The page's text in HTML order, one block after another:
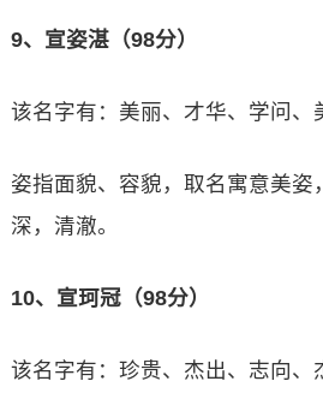
9、宣姿湛（98分）
该名字有：美丽、才华、学问、
姿指面貌、容貌，取名寓意美姿
深，清澈。
10、宣珂冠（98分）
该名字有：珍贵、杰出、志向、